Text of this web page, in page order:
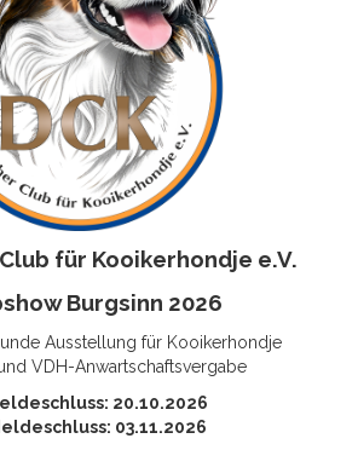
für Kooikerhondje e.V.
Burgsinn 2026
Ausstellung für Kooikerhondje
VDH-Anwartschaftsvergabe
20.10.2026
03.11.2026